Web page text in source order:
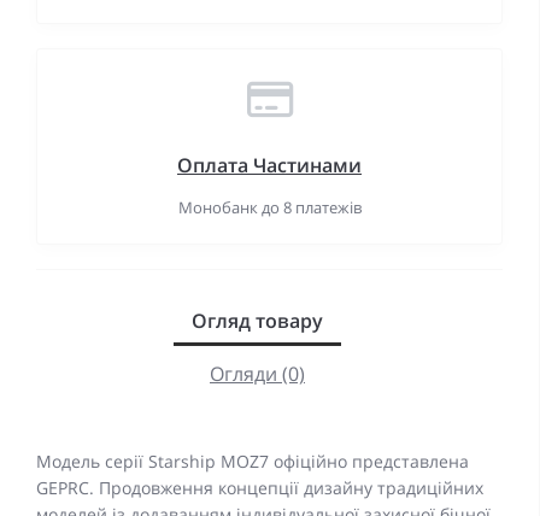
Оплата Частинами
Монобанк до 8 платежів
Огляд товару
Огляди (0)
Модель серії Starship MOZ7 офіційно представлена ​​
GEPRC. Продовження концепції дизайну традиційних